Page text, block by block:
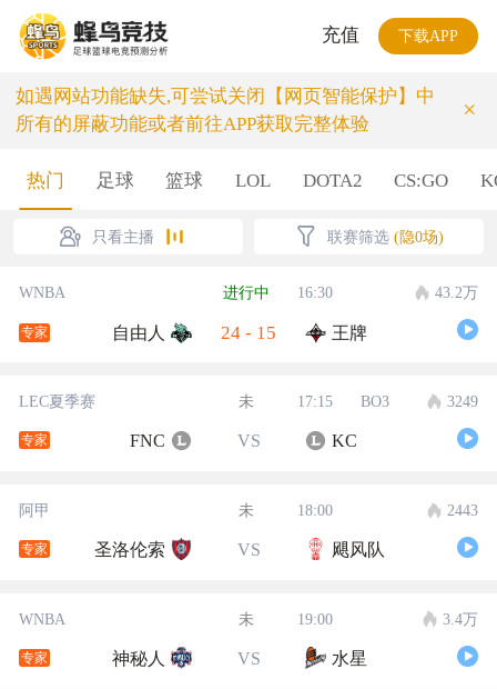
充值 下载APP
如遇网站功能缺失,可尝试关闭【网页智能保护】中
所有的屏蔽功能或者前往APP获取完整体验
×
热门 足球 篮球 LOL DOTA2 CS:GO
只看主播 联赛筛选 (隐0场)
WNBA 进行中 16:30 43.2万
专家 自由人 24 - 15 王牌
LEC夏季赛 未 17:15 BO3 3249
专家 FNC VS KC
阿甲 未 18:00 2443
专家 圣洛伦索 VS 飓风队
WNBA 未 19:00 3.4万
专家 神秘人 VS 水星